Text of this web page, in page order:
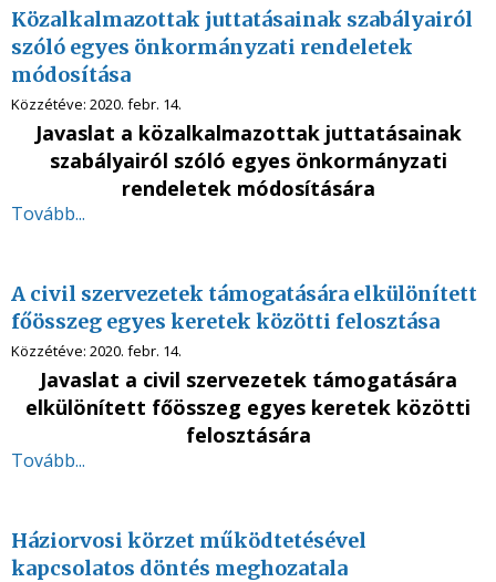
Közalkalmazottak juttatásainak szabályairól
szóló egyes önkormányzati rendeletek
módosítása
Közzétéve: 2020. febr. 14.
Javaslat a közalkalmazottak juttatásainak
szabályairól szóló egyes önkormányzati
rendeletek módosítására
Tovább...
A civil szervezetek támogatására elkülönített
főösszeg egyes keretek közötti felosztása
Közzétéve: 2020. febr. 14.
Javaslat a civil szervezetek támogatására
elkülönített főösszeg egyes keretek közötti
felosztására
Tovább...
Háziorvosi körzet működtetésével
kapcsolatos döntés meghozatala